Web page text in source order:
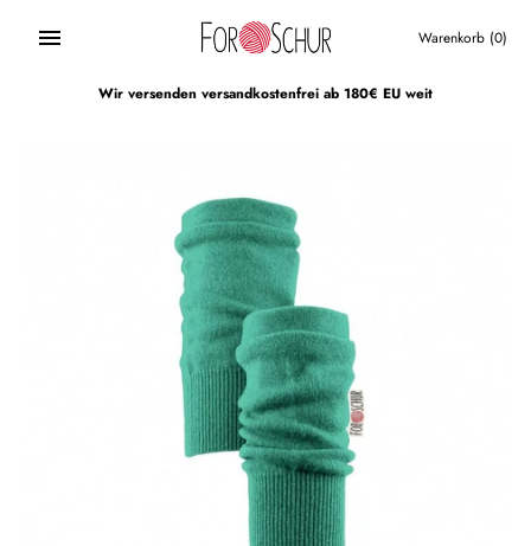
Warenkorb (0)
Wir versenden versandkostenfrei ab 180€ EU weit